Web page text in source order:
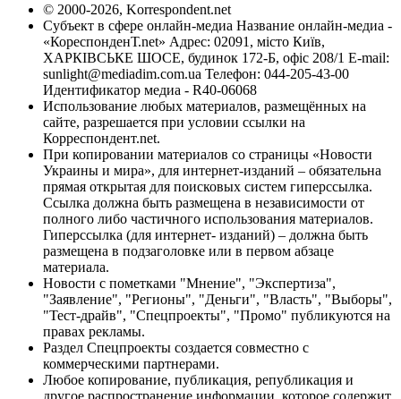
© 2000-2026, Korrespondent.net
Субъект в сфере онлайн-медиа Название онлайн-медиа -
«КореспонденТ.net» Адрес: 02091, місто Київ,
ХАРКІВСЬКЕ ШОСЕ, будинок 172-Б, офіс 208/1 E-mail:
sunlight@mediadim.com.ua Телефон: 044-205-43-00
Идентификатор медиа - R40-06068
Использование любых материалов, размещённых на
сайте, разрешается при условии ссылки на
Корреспондент.net.
При копировании материалов со страницы «Новости
Украины и мира», для интернет-изданий – обязательна
прямая открытая для поисковых систем гиперссылка.
Ссылка должна быть размещена в независимости от
полного либо частичного использования материалов.
Гиперссылка (для интернет- изданий) – должна быть
размещена в подзаголовке или в первом абзаце
материала.
Новости с пометками "Мнение", "Экспертиза",
"Заявление", "Регионы", "Деньги", "Власть", "Выборы",
"Тест-драйв", "Спецпроекты", "Промо" публикуются на
правах рекламы.
Раздел Спецпроекты создается совместно с
коммерческими партнерами.
Любое копирование, публикация, републикация и
другое распространение информации, которое содержит